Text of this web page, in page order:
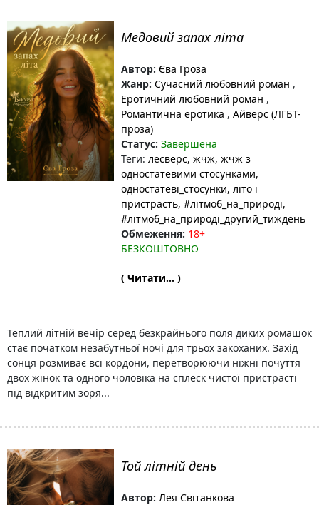
Медовий запах літа
Автор: Єва Гроза
Жанр: Сучасний любовний роман ,
Еротичний любовний роман ,
Романтична еротика , Айверс (ЛГБТ-
проза)
Статус: Завершена
Теги: лесверс, жчж, жчж з
одностатевими стосунками,
одностатеві_стосунки, літо і
пристрасть, #літмоб_на_природі,
#літмоб_на_природі_другий_тиждень
Обмеження: 18+
БЕЗКОШТОВНО
( Читати... )
Теплий літній вечір серед безкрайнього поля диких ромашок
стає початком незабутньої ночі для трьох закоханих. Захід
сонця розмиває всі кордони, перетворюючи ніжні почуття
двох жінок та одного чоловіка на сплеск чистої пристрасті
під відкритим зоря...
Той літній день
Автор: Лея Світанкова